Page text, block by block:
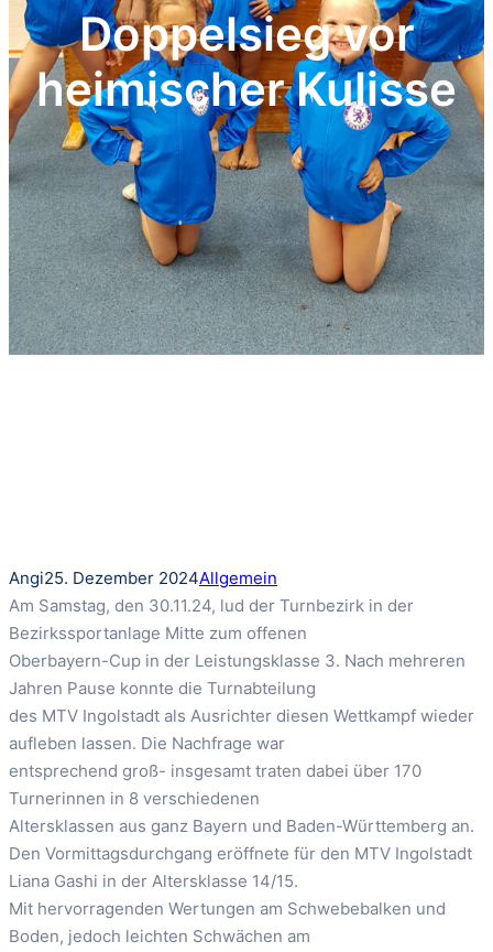
Doppelsieg vor
heimischer Kulisse
Angi25. Dezember 2024Allgemein
Am Samstag, den 30.11.24, lud der Turnbezirk in der
Bezirkssportanlage Mitte zum offenen
Oberbayern-Cup in der Leistungsklasse 3. Nach mehreren
Jahren Pause konnte die Turnabteilung
des MTV Ingolstadt als Ausrichter diesen Wettkampf wieder
aufleben lassen. Die Nachfrage war
entsprechend groß- insgesamt traten dabei über 170
Turnerinnen in 8 verschiedenen
Altersklassen aus ganz Bayern und Baden-Württemberg an.
Den Vormittagsdurchgang eröffnete für den MTV Ingolstadt
Liana Gashi in der Altersklasse 14/15.
Mit hervorragenden Wertungen am Schwebebalken und
Boden, jedoch leichten Schwächen am